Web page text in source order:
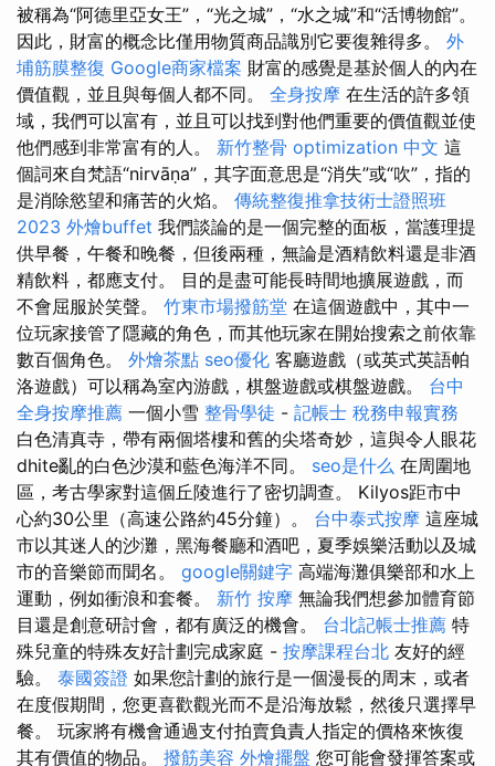
被稱為“阿德里亞女王”，“光之城”，“水之城”和“活博物館”。
因此，財富的概念比僅用物質商品識別它要復雜得多。 外
埔筋膜整復 Google商家檔案 財富的感覺是基於個人的內在
價值觀，並且與每個人都不同。 全身按摩 在生活的許多領
域，我們可以富有，並且可以找到對他們重要的價值觀並使
他們感到非常富有的人。 新竹整骨 optimization 中文 這
個詞來自梵語“nirvāṇa”，其字面意思是“消失”或“吹”，指的
是消除慾望和痛苦的火焰。 傳統整復推拿技術士證照班
2023 外燴buffet 我們談論的是一個完整的面板，當護理提
供早餐，午餐和晚餐，但後兩種，無論是酒精飲料還是非酒
精飲料，都應支付。 目的是盡可能長時間地擴展遊戲，而
不會屈服於笑聲。 竹東市場撥筋堂 在這個遊戲中，其中一
位玩家接管了隱藏的角色，而其他玩家在開始搜索之前依靠
數百個角色。 外燴茶點 seo優化 客廳遊戲（或英式英語帕
洛遊戲）可以稱為室內游戲，棋盤遊戲或棋盤遊戲。 台中
全身按摩推薦 一個小雪 整骨學徒 - 記帳士 稅務申報實務
白色清真寺，帶有兩個塔樓和舊的尖塔奇妙，這與令人眼花
dhite亂的白色沙漠和藍色海洋不同。 seo是什么 在周圍地
區，考古學家對這個丘陵進行了密切調查。 Kilyos距市中
心約30公里（高速公路約45分鐘）。 台中泰式按摩 這座城
市以其迷人的沙灘，黑海餐廳和酒吧，夏季娛樂活動以及城
市的音樂節而聞名。 google關鍵字 高端海灘俱樂部和水上
運動，例如衝浪和套餐。 新竹 按摩 無論我們想參加體育節
目還是創意研討會，都有廣泛的機會。 台北記帳士推薦 特
殊兒童的特殊友好計劃完成家庭 - 按摩課程台北 友好的經
驗。 泰國簽證 如果您計劃的旅行是一個漫長的周末，或者
在度假期間，您更喜歡觀光而不是沿海放鬆，然後只選擇早
餐。 玩家將有機會通過支付拍賣負責人指定的價格來恢復
其有價值的物品。 撥筋美容 外燴擺盤 您可能會發揮答案或